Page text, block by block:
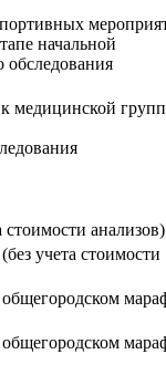
начальной
обследования
медицинской
анализов)
учета стоимости